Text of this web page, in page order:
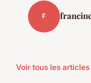
F
Voir tous les